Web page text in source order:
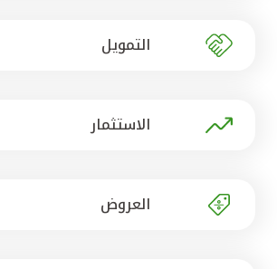
مصر
التمويل
الاستثمار
العروض